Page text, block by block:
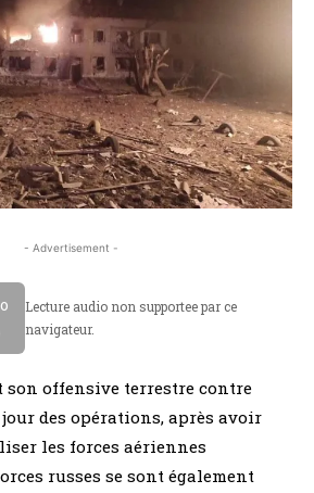
- Advertisement -
Lecture audio non supportee par ce
navigateur.
son offensive terrestre contre
jour des opérations, après avoir
les forces aériennes
russes se sont également